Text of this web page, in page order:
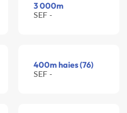
3 000m
SEF -
400m haies (76)
SEF -